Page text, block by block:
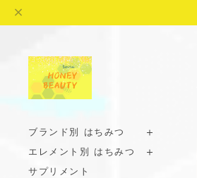
ブランド別 はちみつ
エレメント別 はちみつ
サプリメント